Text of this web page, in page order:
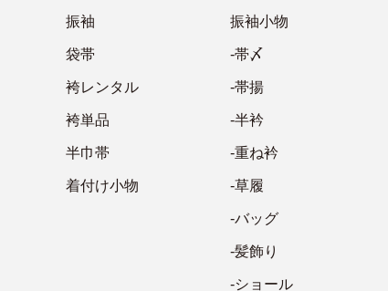
振袖
袋帯
袴レンタル
袴単品
半巾帯
着付け小物
振袖小物
-帯〆
-帯揚
-半衿
-重ね衿
-草履
-バッグ
-髪飾り
-ショール